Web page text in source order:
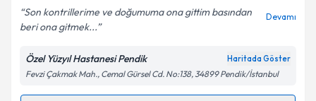
Son kontrillerime ve doğumuma ona gittim basından
beri ona gitmek...
Devamı
Özel Yüzyıl Hastanesi Pendik Haritada Göster
Fevzi Çakmak Mah., Cemal Gürsel Cd. No:138, 34899 Pendik/İstanbul